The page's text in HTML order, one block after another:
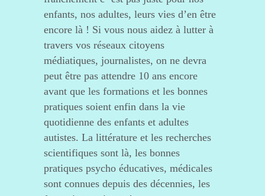
enfants, nos adultes, leurs vies d’en être
encore là ! Si vous nous aidez à lutter à
travers vos réseaux citoyens
médiatiques, journalistes, on ne devra
peut être pas attendre 10 ans encore
avant que les formations et les bonnes
pratiques soient enfin dans la vie
quotidienne des enfants et adultes
autistes. La littérature et les recherches
scientifiques sont là, les bonnes
pratiques psycho éducatives, médicales
sont connues depuis des décennies, les